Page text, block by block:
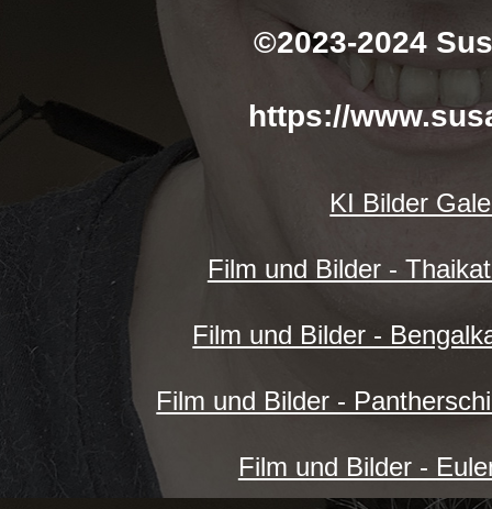
©2023-2024
https://
KI Bilder
Film und Bilder -
Film und Bilder -
Film und Bilder -
Film und Bilder -